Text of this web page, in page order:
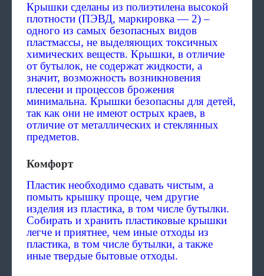
Крышки сделаны из полиэтилена высокой
плотности (ПЭВД, маркировка — 2) –
одного из самых безопасных видов
пластмассы, не выделяющих токсичных
химических веществ. Крышки, в отличие
от бутылок, не содержат жидкости, а
значит, возможность возникновения
плесени и процессов брожения
минимальна. Крышки безопасны для детей,
так как они не имеют острых краев, в
отличие от металлических и стеклянных
предметов.
Комфорт
Пластик необходимо сдавать чистым, а
помыть крышку проще, чем другие
изделия из пластика, в том числе бутылки.
Собирать и хранить пластиковые крышки
легче и приятнее, чем иные отходы из
пластика, в том числе бутылки, а также
иные твердые бытовые отходы.